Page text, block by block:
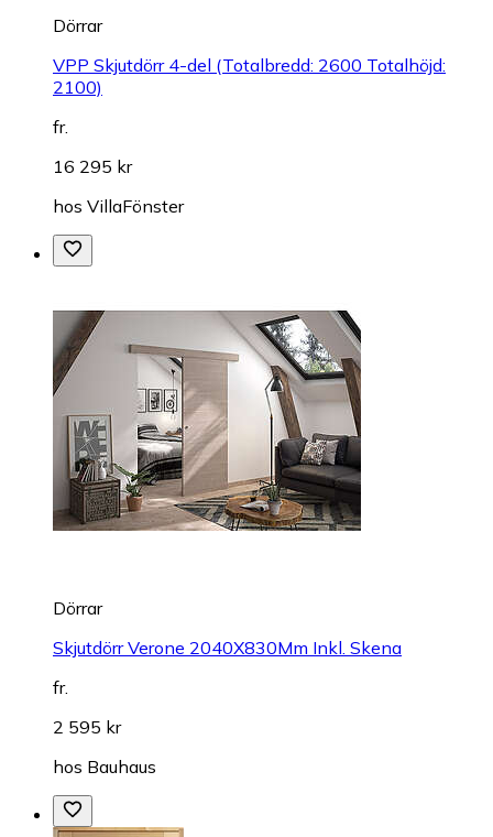
Dörrar
VPP Skjutdörr 4-del (Totalbredd: 2600 Totalhöjd:
2100)
fr.
16 295 kr
hos VillaFönster
Dörrar
Skjutdörr Verone 2040X830Mm Inkl. Skena
fr.
2 595 kr
hos Bauhaus